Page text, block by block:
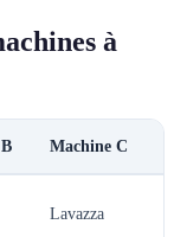
à
Machine C
Lavazza